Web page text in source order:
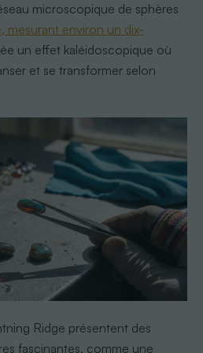
microscopique de sphères
mesurant environ un dix-
un effet kaléidoscopique où
et se transformer selon
Ridge présentent des
fascinantes, comme une